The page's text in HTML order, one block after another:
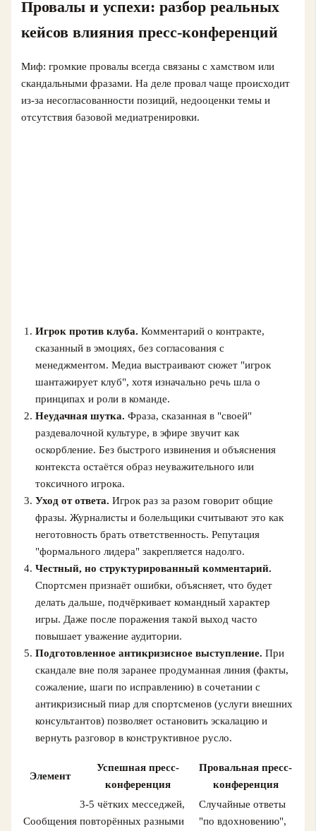
Провалы и успехи: разбор реальных
кейсов влияния пресс-конференций
Миф: громкие провалы всегда связаны с хамством или
скандальными фразами. На деле провал чаще происходит
из-за несогласованности позиций, недооценки темы и
отсутствия базовой медиатренировки.
Игрок против клуба. Комментарий о контракте,
сказанный в эмоциях, без согласования с
менеджментом. Медиа выстраивают сюжет "игрок
шантажирует клуб", хотя изначально речь шла о
принципах и роли в команде.
Неудачная шутка. Фраза, сказанная в "своей"
раздевалочной культуре, в эфире звучит как
оскорбление. Без быстрого извинения и объяснения
контекста остаётся образ неуважительного или
токсичного игрока.
Уход от ответа. Игрок раз за разом говорит общие
фразы. Журналисты и болельщики считывают это как
неготовность брать ответственность. Репутация
"формального лидера" закрепляется надолго.
Честный, но структурированный комментарий.
Спортсмен признаёт ошибки, объясняет, что будет
делать дальше, подчёркивает командный характер
игры. Даже после поражения такой выход часто
повышает уважение аудитории.
Подготовленное антикризисное выступление. При
скандале вне поля заранее продуманная линия (факты,
сожаление, шаги по исправлению) в сочетании с
антикризисный пиар для спортсменов (услуги внешних
консультантов) позволяет остановить эскалацию и
вернуть разговор в конструктивное русло.
Элемент
Успешная пресс-
конференция
Провальная пресс-
конференция
Сообщения
3-5 чётких месседжей,
повторённых разными
Случайные ответы
"по вдохновению",